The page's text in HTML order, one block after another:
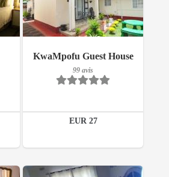
KwaMpofu Guest House
99 avis
EUR 27
Petit-déjeuner inclus
99 avis